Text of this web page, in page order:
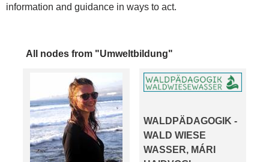
information and guidance in ways to act.
All nodes from "Umweltbildung"
WALDPÄDAGOGIK -
WALD WIESE
WASSER, MÁRI